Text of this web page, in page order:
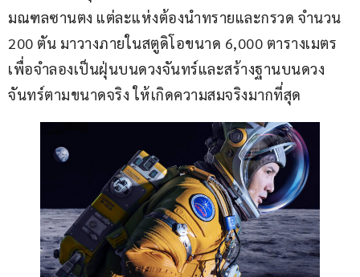
มณฑลซานตง แต่ละแห่งต้องนำทรายและกรวด จำนวน
200 ตัน มาวางภายในสตูดิโอขนาด 6,000 ตารางเมตร
เพื่อจำลองเป็นฝุ่นบนดวงจันทร์และสร้างฐานบนดวง
จันทร์ตามขนาดจริง ให้เกิดความสมจริงมากที่สุด